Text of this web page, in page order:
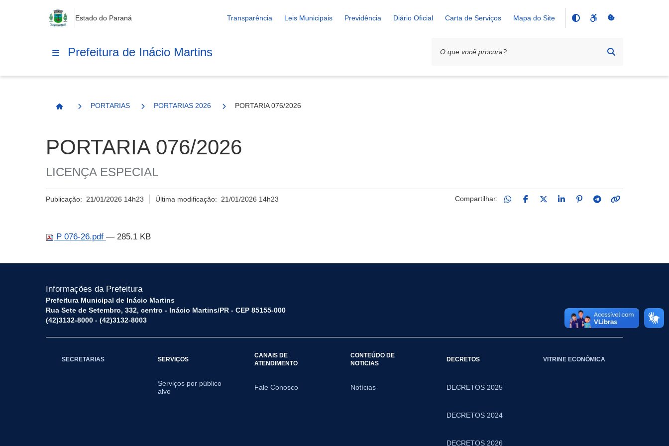
Estado do Paraná Transparência Leis Municipais Previdência Diário Oficial Carta de Serviços Mapa do Site
Prefeitura de Inácio Martins
Página Inicial
PORTARIAS PORTARIAS 2026 PORTARIA 076/2026
PORTARIA 076/2026
LICENÇA ESPECIAL
Publicação: 21/01/2026 14h23 Última modificação: 21/01/2026 14h23 Compartilhar:
P 076-26.pdf — 285.1 KB
Informações da Prefeitura
Prefeitura Municipal de Inácio Martins
Rua Sete de Setembro, 332, centro - Inácio Martins/PR - CEP 85155-000
(42)3132-8000 - (42)3132-8003
SECRETARIAS SERVIÇOS
Serviços por público
alvo
CANAIS DE
ATENDIMENTO
Fale Conosco
CONTEÚDO DE
NOTICIAS
Notícias
DECRETOS
DECRETOS 2025
DECRETOS 2024
DECRETOS 2026
VITRINE ECONÔMICA